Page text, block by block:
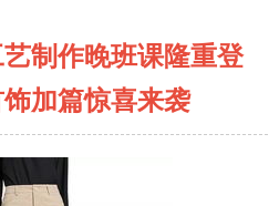
制作晚班课隆重登
加篇惊喜来袭